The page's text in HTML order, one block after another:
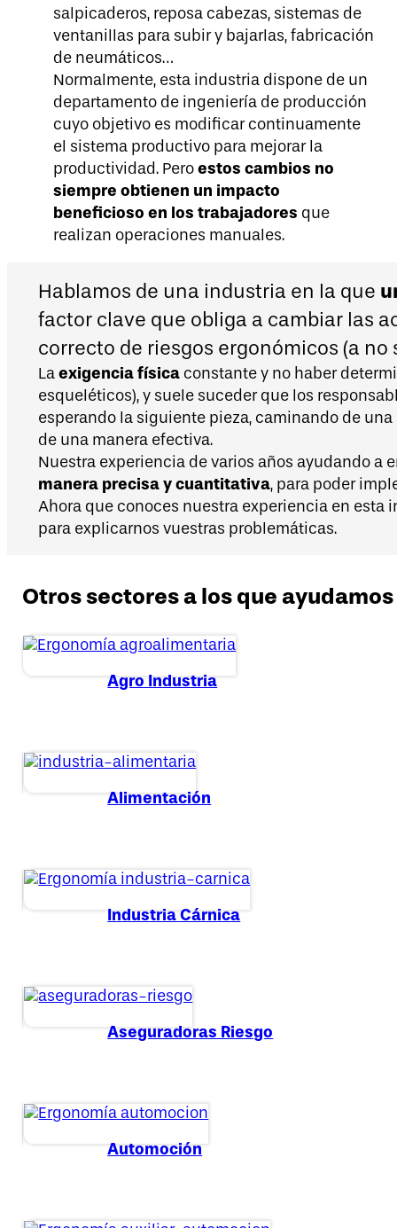
salpicaderos, reposa cabezas, sistemas de
ventanillas para subir y bajarlas, fabricación
de neumáticos…
Normalmente, esta industria dispone de un
departamento de ingeniería de producción
cuyo objetivo es modificar continuamente
el sistema productivo para mejorar la
productividad. Peroestos cambios no
siempre obtienen un impacto
beneficioso en los trabajadores que
realizan operaciones manuales.
Hablamos de una industria en la que
factor clave que obliga a cambiar las
correcto de riesgos ergonómicos (a
Laexigencia físicaconstante y no haber
esqueléticos), y suele suceder que los
esperando la siguiente pieza, caminando de
de una manera efectiva.
Nuestra experiencia de varios años ayudando a
manera precisa y cuantitativa, para poder
Ahora que conoces nuestra experiencia en esta
para explicarnos vuestras problemáticas.
Otros sectores a los que ayudamos
Agro Industria
Alimentación
Industria Cárnica
Aseguradoras Riesgo
Automoción